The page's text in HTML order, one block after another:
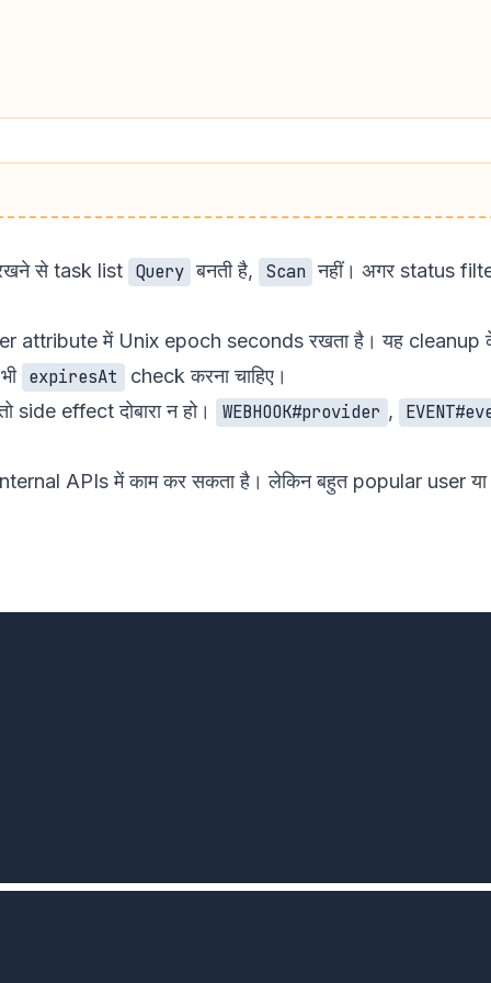
से task list Query बनती है, Scan नहीं। अगर status
में Unix epoch seconds रखता है। यह cleanup
expiresAt
check करना चाहिए।
effect दोबारा न हो।
WEBHOOK#provider ,
APIs में काम कर सकता है। लेकिन बहुत popular user